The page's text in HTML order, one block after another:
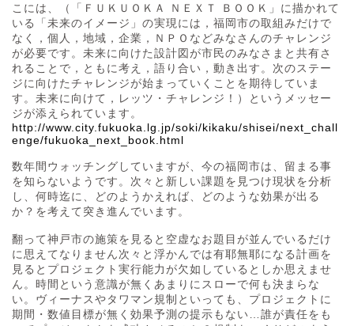
こには、（「ＦＵＫＵＯＫＡ ＮＥＸＴ ＢＯＯＫ」に描かれて
いる「未来のイメージ」の実現には，福岡市の取組みだけで
なく，個人，地域，企業，ＮＰＯなどみなさんのチャレンジ
が必要です。未来に向けた設計図が市民のみなさまと共有さ
れることで，ともに考え，語り合い，動き出す。次のステー
ジに向けたチャレンジが始まっていくことを期待していま
す。未来に向けて，レッツ・チャレンジ！）というメッセー
ジが添えられています。
http://www.city.fukuoka.lg.jp/soki/kikaku/shisei/next_chall
enge/fukuoka_next_book.html
数年間ウォッチングしていますが、今の福岡市は、留まる事
を知らないようです。次々と新しい課題を見つけ現状を分析
し、何時迄に、どのようかえれば、どのような効果が出る
か？を考えて突き進んでいます。
翻って神戸市の施策を見ると空虚なお題目が並んでいるだけ
に思えてなりません次々と浮かんでは有耶無耶になる計画を
見るとプロジェクト実行能力が欠如しているとしか思えませ
ん。時間という意識が無くあまりにスローで何も決まらな
い。ヴィーナスやタワマン規制といっても、プロジェクトに
期間・数値目標が無く効果予測の提示もない…誰が責任をも